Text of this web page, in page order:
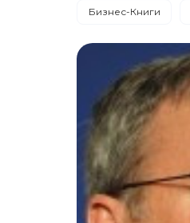
Бизнес-Книги